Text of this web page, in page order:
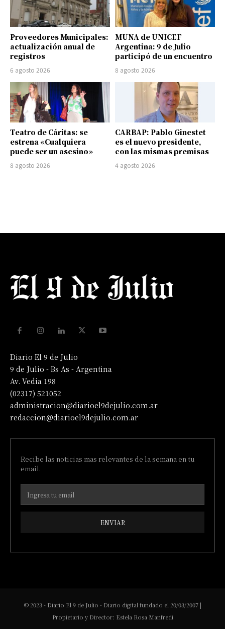
Proveedores Municipales:
actualización anual de
registros
6 agosto 2026
MUNA de UNICEF
Argentina: 9 de Julio
participó de un encuentro
8 agosto 2026
Teatro de Cáritas: se
estrena «Cualquiera
puede ser un asesino»
8 agosto 2026
CARBAP: Pablo Ginestet
es el nuevo presidente,
con las mismas premisas
4 agosto 2026
Diario El 9 de Julio
9 de Julio - Bs As - Argentina
Av. Vedia 198
(02317) 521052
administracion@diarioel9dejulio.com.ar
redaccion@diarioel9dejulio.com.ar
Recibe las noticias mas relevantes de la semana en tu
email.
ENVIAR
© 2023 - Diario El 9 de Julio - Diario digital fundado el 20/03/2007 |
Propietario y Director: Estela Rosa Manfredi